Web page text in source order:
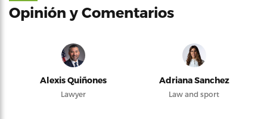
Opinión y Comentarios
Alexis Quiñones
Lawyer
Adriana Sanchez
Law and sport